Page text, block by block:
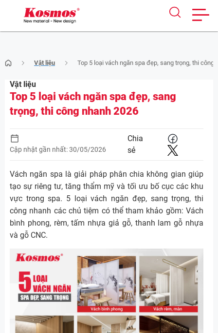
to
content
Vật liệu Top 5 loại vách ngăn spa đẹp, sang trọng, thi công
Vật liệu
Top 5 loại vách ngăn spa đẹp, sang
trọng, thi công nhanh 2026
Cập nhật gần nhất: 30/05/2026
Chia
sẻ
Vách ngăn spa là giải pháp phân chia không gian giúp
tạo sự riêng tư, tăng thẩm mỹ và tối ưu bố cục các khu
vực trong spa. 5 loại vách ngăn đẹp, sang trọng, thi
công nhanh các chủ tiệm có thể tham khảo gồm: Vách
bình phong, rèm, tấm nhựa giả gỗ, thanh lam gỗ nhựa
và gỗ CNC.